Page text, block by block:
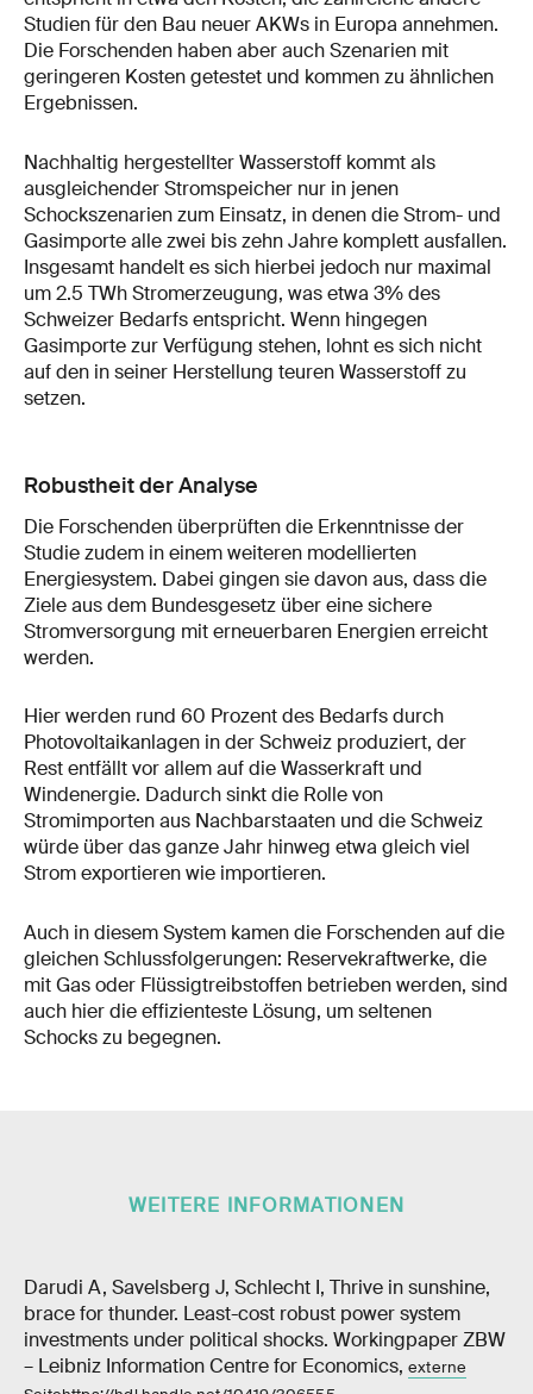
Studien für den Bau neuer AKWs in Europa annehmen.
Die Forschenden haben aber auch Szenarien mit
geringeren Kosten getestet und kommen zu ähnlichen
Ergebnissen.
Nachhaltig hergestellter Wasserstoff kommt als
ausgleichender Stromspeicher nur in jenen
Schockszenarien zum Einsatz, in denen die Strom- und
Gasimporte alle zwei bis zehn Jahre komplett ausfallen.
Insgesamt handelt es sich hierbei jedoch nur maximal
um 2.5 TWh Stromerzeugung, was etwa 3% des
Schweizer Bedarfs entspricht. Wenn hingegen
Gasimporte zur Verfügung stehen, lohnt es sich nicht
auf den in seiner Herstellung teuren Wasserstoff zu
setzen.
Robustheit der Analyse
Die Forschenden überprüften die Erkenntnisse der
Studie zudem in einem weiteren modellierten
Energiesystem. Dabei gingen sie davon aus, dass die
Ziele aus dem Bundesgesetz über eine sichere
Stromversorgung mit erneuerbaren Energien erreicht
werden.
Hier werden rund 60 Prozent des Bedarfs durch
Photovoltaikanlagen in der Schweiz produziert, der
Rest entfällt vor allem auf die Wasserkraft und
Windenergie. Dadurch sinkt die Rolle von
Stromimporten aus Nachbarstaaten und die Schweiz
würde über das ganze Jahr hinweg etwa gleich viel
Strom exportieren wie importieren.
Auch in diesem System kamen die Forschenden auf die
gleichen Schlussfolgerungen: Reservekraftwerke, die
mit Gas oder Flüssigtreibstoffen betrieben werden, sind
auch hier die effizienteste Lösung, um seltenen
Schocks zu begegnen.
WEITERE INFORMATIONEN
Darudi A, Savelsberg J, Schlecht I, Thrive in sunshine,
brace for thunder. Least-cost robust power system
investments under political shocks. Workingpaper ZBW
– Leibniz Information Centre for Economics, externe